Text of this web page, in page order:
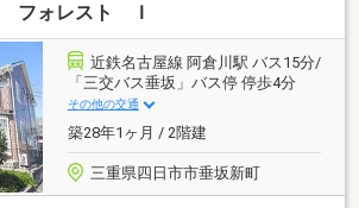
フォレスト Ｉ
近鉄名古屋線 阿倉川駅 バス15分/
「三交バス垂坂」バス停 停歩4分
その他の交通
築28年1ヶ月 / 2階建
三重県四日市市垂坂新町